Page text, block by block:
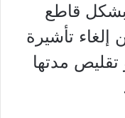
بشكل قاطع
إلغاء تأشيرة
تقليص مدتها